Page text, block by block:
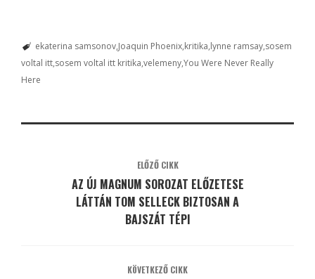
ekaterina samsonov Joaquin Phoenix kritika lynne ramsay sosem
voltal itt sosem voltal itt kritika velemenyYou Were Never Really
Here
ELŐZŐ CIKK
AZ ÚJ MAGNUM SOROZAT ELŐZETESE
LÁTTÁN TOM SELLECK BIZTOSAN A
BAJSZÁT TÉPI
KÖVETKEZŐ CIKK